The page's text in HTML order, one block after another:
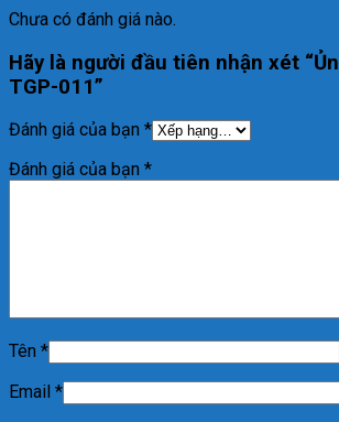
Chưa có đánh giá nào.
Hãy là người đầu tiên nhận xét
TGP-011”
Đánh giá của bạn *
Đánh giá của bạn *
Tên *
Email *